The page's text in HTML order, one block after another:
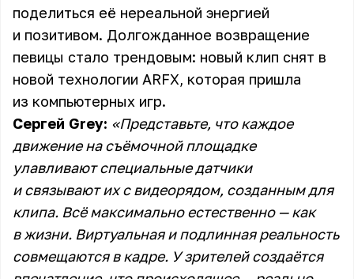
поделиться её нереальной энергией
и позитивом. Долгожданное возвращение
певицы стало трендовым: новый клип снят в
новой технологии ARFX, которая пришла
из компьютерных игр.
Сергей Grey: «Представьте, что каждое
движение на съёмочной площадке
улавливают специальные датчики
и связывают их с видеорядом, созданным для
клипа. Всё максимально естественно — как
в жизни. Виртуальная и подлинная реальность
совмещаются в кадре. У зрителей создаётся